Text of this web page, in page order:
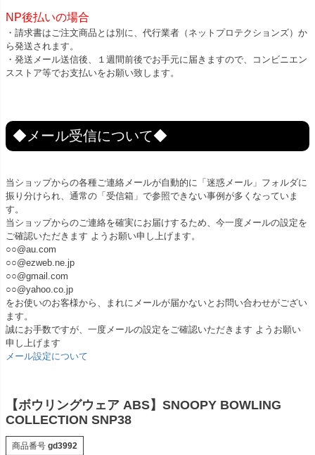
NP後払いの場合
・請求書はご注文商品とは別に、代行業者（ネットプロテクションズ）か
ら発送されます。
・発送メール送信後、１週間前後でお手元に届きますので、コンビニエン
スストア等でお支払いをお願い致します。
◆メール受信について◆
当ショップからの各種ご連絡メールが自動的に「迷惑メール」フォルダに
振り分けられ、通常の「受信箱」で参照できない事例が多くなっていま
す。
当ショップからのご連絡を確実にお届けするため、今一度メールの設定を
ご確認いただきます ようお願い申し上げます。
○○@au.com
○○@ezweb.ne.jp
○○@gmail.com
○○@yahoo.co.jp
をお使いのお客様から、まれにメールが届かないとお問い合わせがござい
ます。
誠にお手数ですが、一度メールの設定をご確認いただきます ようお願い
申し上げます
メール設定について
【ボウリングウェア ABS】SNOOPY BOWLING
COLLECTION SNP38
商品番号 gd3992